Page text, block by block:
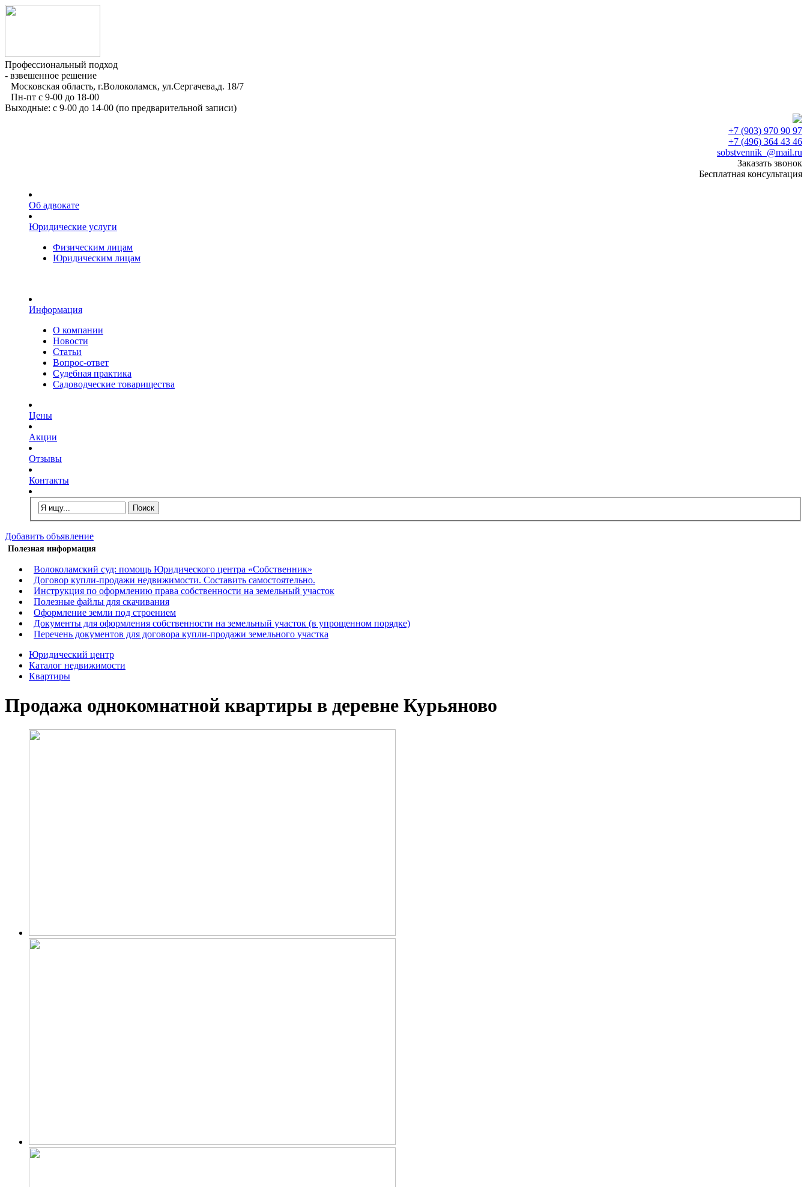
Профессиональный подход
- взвешенное решение
Московская область, г.Волоколамск, ул.Сергачева,д. 18/7
Пн-пт с 9-00 до 18-00
Выходные: с 9-00 до 14-00 (по предварительной записи)
+7 (903) 970 90 97
+7 (496) 364 43 46
sobstvennik_@mail.ru
Заказать звонок
Бесплатная консультация
Об адвокате
Юридические услуги
Физическим лицам
Юридическим лицам
Информация
О компании
Новости
Статьи
Вопрос-ответ
Судебная практика
Садоводческие товарищества
Цены
Акции
Отзывы
Контакты
Добавить объявление
Полезная информация
Волоколамский суд: помощь Юридического центра «Собственник»
Договор купли-продажи недвижимости. Составить самостоятельно.
Инструкция по оформлению права собственности на земельный участок
Полезные файлы для скачивания
Оформление земли под строением
Документы для оформления собственности на земельный участок (в упрощенном порядке)
Перечень документов для договора купли-продажи земельного участка
Юридический центр
Каталог недвижимости
Квартиры
Продажа однокомнатной квартиры в деревне Курьяново